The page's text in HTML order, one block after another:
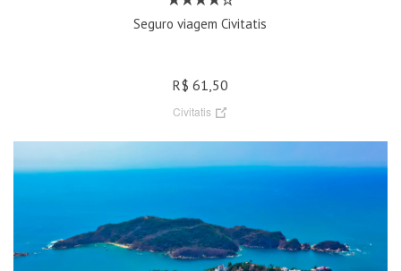
Seguro viagem Civitatis
R$ 61,50
Civitatis